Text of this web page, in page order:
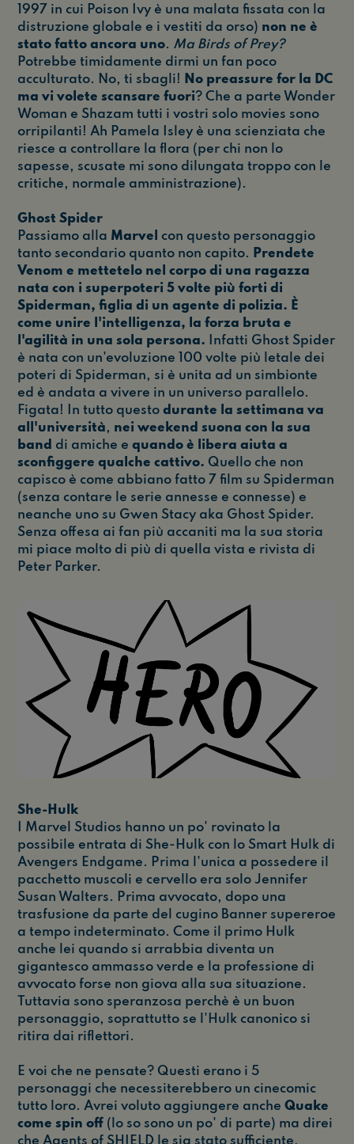
1997 in cui Poison Ivy è una malata fissata con la
distruzione globale e i vestiti da orso) non ne è
stato fatto ancora uno. Ma Birds of Prey?
Potrebbe timidamente dirmi un fan poco
acculturato. No, ti sbagli! No preassure for la DC
ma vi volete scansare fuori? Che a parte Wonder
Woman e Shazam tutti i vostri solo movies sono
orripilanti! Ah Pamela Isley è una scienziata che
riesce a controllare la flora (per chi non lo
sapesse, scusate mi sono dilungata troppo con le
critiche, normale amministrazione).
Ghost Spider
Passiamo alla Marvel
con questo personaggio
tanto secondario quanto non capito. Prendete
Venom e mettetelo nel corpo di una ragazza
nata con i superpoteri 5 volte più forti di
Spiderman, figlia di un agente di polizia. È
come unire l'intelligenza, la forza bruta e
l'agilità in una sola persona. Infatti Ghost Spider
è nata con un'evoluzione 100 volte più letale dei
poteri di Spiderman, si è unita ad un simbionte
ed è andata a vivere in un universo parallelo.
Figata! In tutto questodurante la settimana va
all'università, nei weekend suona con la sua
band di amiche equando è libera aiuta a
sconfiggere qualche cattivo. Quello che non
capisco è come abbiano fatto 7 film su Spiderman
(senza contare le serie annesse e connesse) e
neanche uno su Gwen Stacy aka Ghost Spider.
Senza offesa ai fan più accaniti ma la sua storia
mi piace molto di più di quella vista e rivista di
Peter Parker.
She-Hulk
I Marvel Studios hanno un po' rovinato la
possibile entrata di She-Hulk con lo Smart Hulk di
Avengers Endgame. Prima l'unica a possedere il
pacchetto muscoli e cervello era solo Jennifer
Susan Walters. Prima avvocato, dopo una
trasfusione da parte del cugino Banner supereroe
a tempo indeterminato. Come il primo Hulk
anche lei quando si arrabbia diventa un
gigantesco ammasso verde e la professione di
avvocato forse non giova alla sua situazione.
Tuttavia sono speranzosa perchè è un buon
personaggio, soprattutto se l'Hulk canonico si
ritira dai riflettori.
E voi che ne pensate? Questi erano i 5
personaggi che necessiterebbero un cinecomic
tutto loro. Avrei voluto aggiungere ancheQuake
come spin off (lo so sono un po' di parte) ma direi